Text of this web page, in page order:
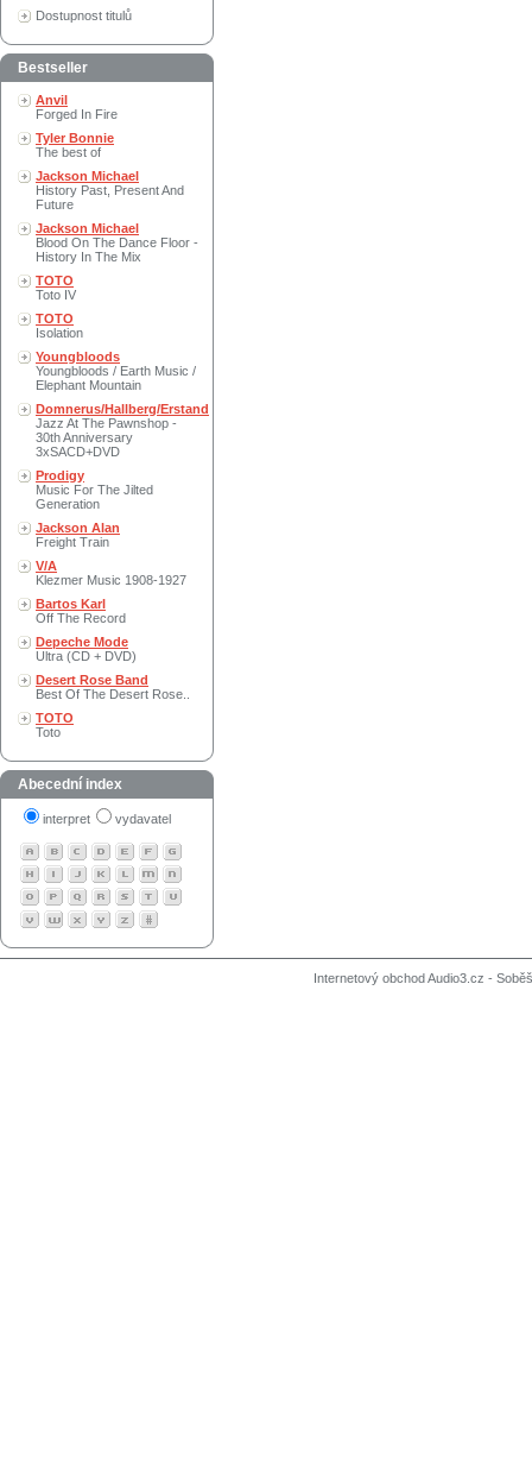
Dostupnost titulů
Bestseller
Anvil
Forged In Fire
Tyler Bonnie
The best of
Jackson Michael
History Past, Present And
Future
Jackson Michael
Blood On The Dance Floor -
History In The Mix
TOTO
Toto IV
TOTO
Isolation
Youngbloods
Youngbloods / Earth Music /
Elephant Mountain
Domnerus/Hallberg/Erstand
Jazz At The Pawnshop -
30th Anniversary
3xSACD+DVD
Prodigy
Music For The Jilted
Generation
Jackson Alan
Freight Train
V/A
Klezmer Music 1908-1927
Bartos Karl
Off The Record
Depeche Mode
Ultra (CD + DVD)
Desert Rose Band
Best Of The Desert Rose..
TOTO
Toto
Abecední index
interpret vydavatel
Internetový obchod Audio3.cz -